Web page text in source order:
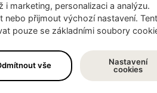
i marketing, personalizaci a analýzu.
nebo přijmout výchozí nastavení.
pouze se základními soubory
vše
Nastavení
cookies